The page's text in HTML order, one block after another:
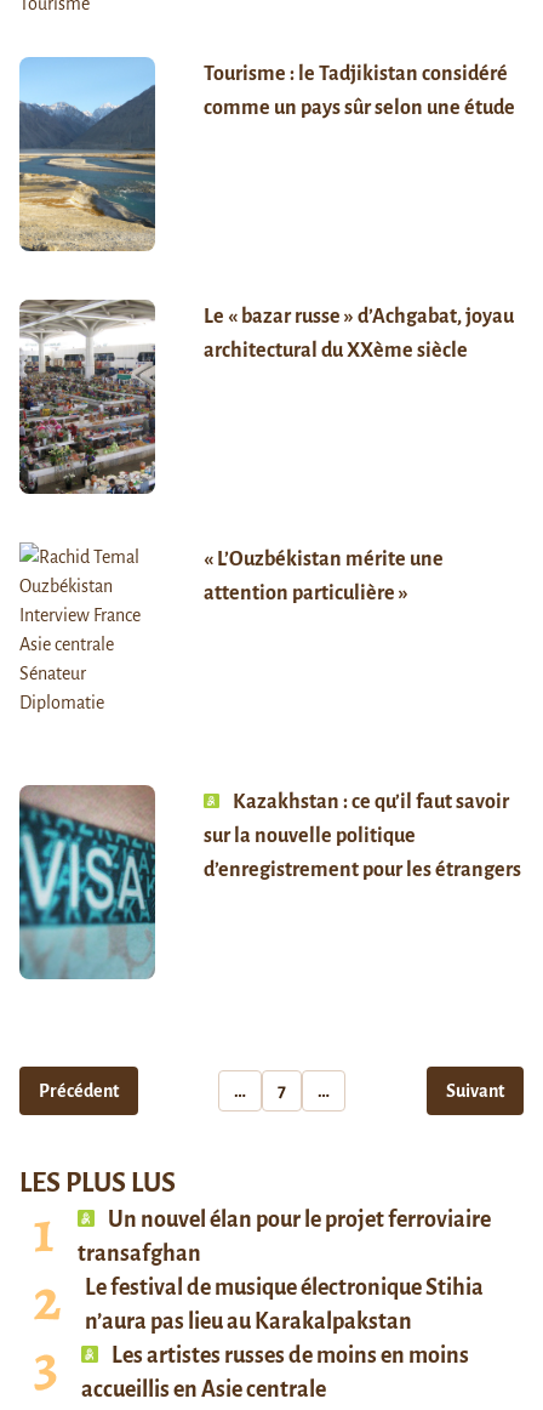
Tourisme : le Tadjikistan considéré
comme un pays sûr selon une étude
Le « bazar russe » d’Achgabat, joyau
architectural du XXème siècle
« L’Ouzbékistan mérite une
attention particulière »
Kazakhstan : ce qu’il faut savoir
sur la nouvelle politique
d’enregistrement pour les étrangers
Précédent … 7 … Suivant
LES PLUS LUS
Un nouvel élan pour le projet ferroviaire
transafghan
Le festival de musique électronique Stihia
n’aura pas lieu au Karakalpakstan
Les artistes russes de moins en moins
accueillis en Asie centrale